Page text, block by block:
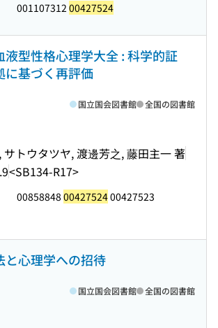
001107312 00427524
液型性格心理学大全 : 科学的証
に基づく再評価
サトウタツヤ, 渡邊芳之, 藤田主一 著
<SB134-R17>
国立国会図書館 全国の図書館
00858848 0042752400427523
と心理学への招待
国立国会図書館 全国の図書館